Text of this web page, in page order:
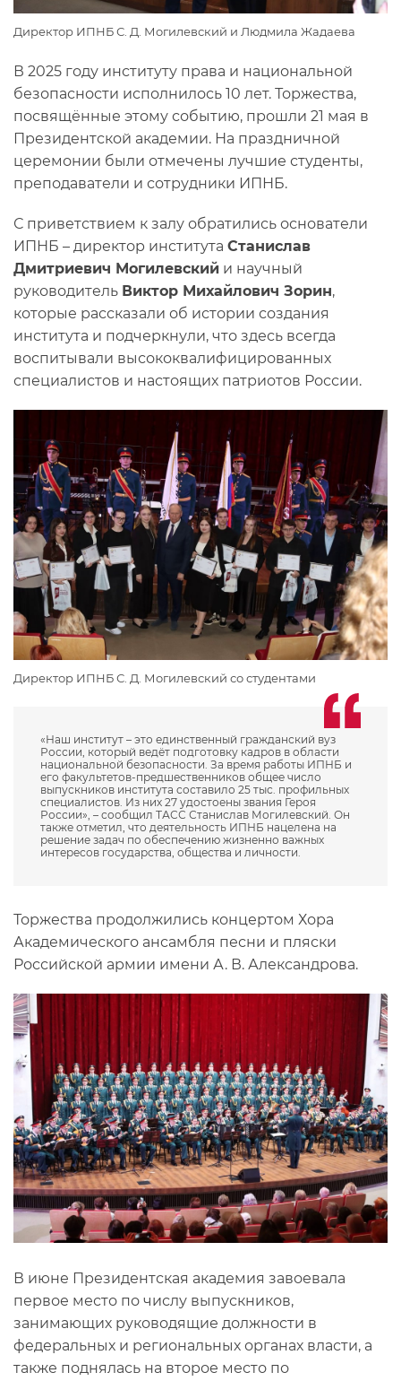
Директор ИПНБ С. Д. Могилевский и Людмила Жадаева
В 2025 году институту права и национальной
безопасности исполнилось 10 лет. Торжества,
посвящённые этому событию, прошли 21 мая в
Президентской академии. На праздничной
церемонии были отмечены лучшие студенты,
преподаватели и сотрудники ИПНБ.
С приветствием к залу обратились основатели
ИПНБ – директор института Станислав
Дмитриевич Могилевский и научный
руководитель Виктор Михайлович Зорин,
которые рассказали об истории создания
института и подчеркнули, что здесь всегда
воспитывали высококвалифицированных
специалистов и настоящих патриотов России.
Директор ИПНБ С. Д. Могилевский со студентами
«Наш институт – это единственный гражданский вуз
России, который ведёт подготовку кадров в области
национальной безопасности. За время работы ИПНБ и
его факультетов-предшественников общее число
выпускников института составило 25 тыс. профильных
специалистов. Из них 27 удостоены звания Героя
России», – сообщил ТАСС Станислав Могилевский. Он
также отметил, что деятельность ИПНБ нацелена на
решение задач по обеспечению жизненно важных
интересов государства, общества и личности.
Торжества продолжились концертом Хора
Академического ансамбля песни и пляски
Российской армии имени А. В. Александрова.
В июне Президентская академия завоевала
первое место по числу выпускников,
занимающих руководящие должности в
федеральных и региональных органах власти, а
также поднялась на второе место по